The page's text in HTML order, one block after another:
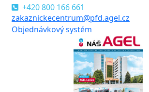
+420 800 166 661
zakaznickecentrum@pfd.agel.cz
Objednávkový systém